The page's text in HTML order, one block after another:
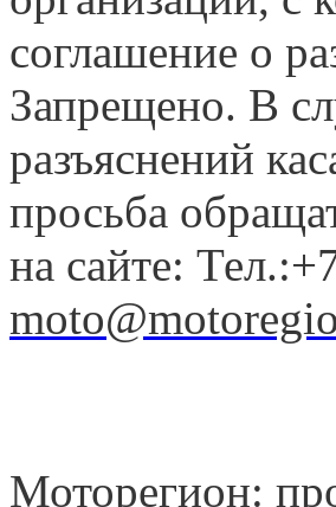
соглашение о
Запрещено. В
разъяснений
просьба
на сайте:
Моторегион: